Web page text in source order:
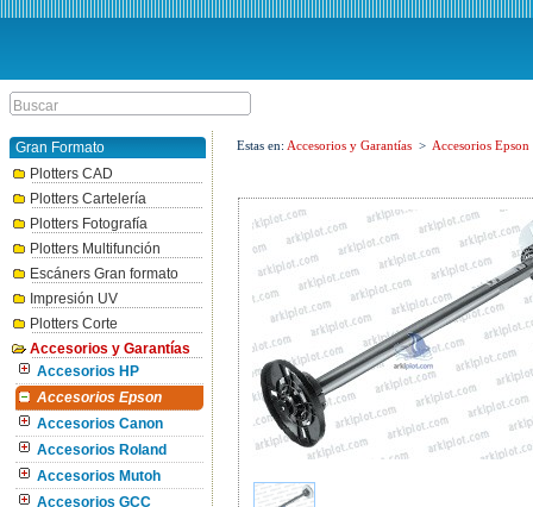
Gran Formato
Plotters CAD
Plotters Cartelería
Plotters Fotografía
Plotters Multifunción
Escáners Gran formato
Impresión UV
Plotters Corte
Accesorios y Garantías
Accesorios HP
Accesorios Epson
Accesorios Canon
Accesorios Roland
Accesorios Mutoh
Accesorios GCC
Estas en: Accesorios y Garantías > Accesorios Epson